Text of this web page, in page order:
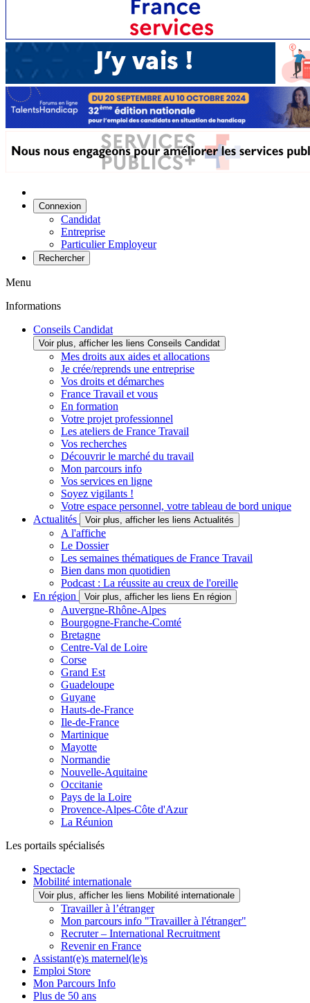
Connexion
Candidat
Entreprise
Particulier Employeur
Rechercher
Menu
Informations
Conseils Candidat
Voir plus, afficher les liens Conseils Candidat
Mes droits aux aides et allocations
Je crée/reprends une entreprise
Vos droits et démarches
France Travail et vous
En formation
Votre projet professionnel
Les ateliers de France Travail
Vos recherches
Découvrir le marché du travail
Mon parcours info
Vos services en ligne
Soyez vigilants !
Votre espace personnel, votre tableau de bord unique
Actualités
Voir plus, afficher les liens Actualités
A l'affiche
Le Dossier
Les semaines thématiques de France Travail
Bien dans mon quotidien
Podcast : La réussite au creux de l'oreille
En région
Voir plus, afficher les liens En région
Auvergne-Rhône-Alpes
Bourgogne-Franche-Comté
Bretagne
Centre-Val de Loire
Corse
Grand Est
Guadeloupe
Guyane
Hauts-de-France
Ile-de-France
Martinique
Mayotte
Normandie
Nouvelle-Aquitaine
Occitanie
Pays de la Loire
Provence-Alpes-Côte d'Azur
La Réunion
Les portails spécialisés
Spectacle
Mobilité internationale
Voir plus, afficher les liens Mobilité internationale
Travailler à l’étranger
Mon parcours info "Travailler à l'étranger"
Recruter – International Recruitment
Revenir en France
Assistant(e)s maternel(le)s
Emploi Store
Mon Parcours Info
Plus de 50 ans